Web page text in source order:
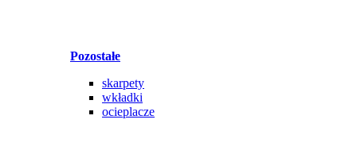
Pozostałe
skarpety
wkładki
ocieplacze